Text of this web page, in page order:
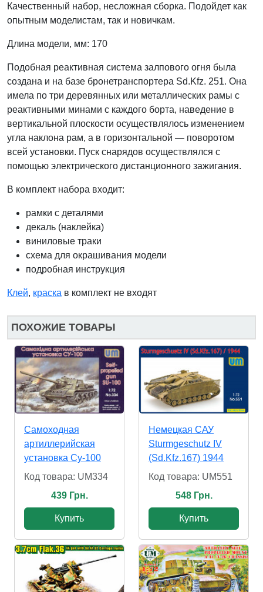
Качественный набор, несложная сборка. Подойдет как
опытным моделистам, так и новичкам.
Длина модели, мм: 170
Подобная реактивная система залпового огня была
создана и на базе бронетранспортера Sd.Kfz. 251. Она
имела по три деревянных или металлических рамы с
реактивными минами с каждого борта, наведение в
вертикальной плоскости осуществлялось изменением
угла наклона рам, а в горизонтальной — поворотом
всей установки. Пуск снарядов осуществлялся с
помощью электрического дистанционного зажигания.
В комплект набора входит:
рамки с деталями
декаль (наклейка)
виниловые траки
схема для окрашивания модели
подробная инструкция
Клей, краска в комплект не входят
ПОХОЖИЕ ТОВАРЫ
Самоходная
артиллерийская
установка Су-100
Код товара: UM334
439 Грн.
Купить
Немецкая САУ
Sturmgeschutz IV
(Sd.Kfz.167) 1944
Код товара: UM551
548 Грн.
Купить